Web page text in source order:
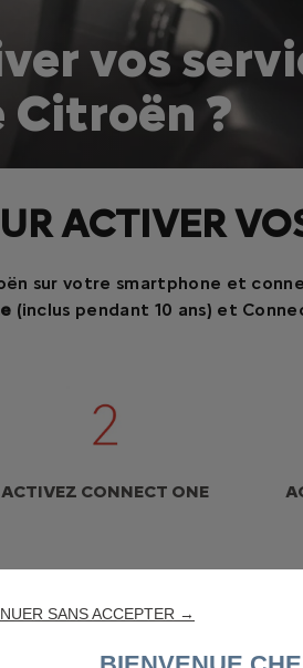
vos
Citroën ?
ACTIVER
sur votre smartphone et
(inclus pendant 10 ans) et
ACTIVEZ CONNECT ONE
SANS ACCEPTER →